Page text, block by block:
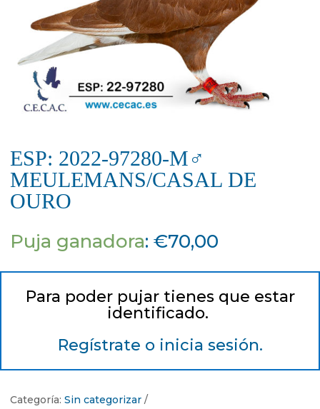
ESP: 2022-97280-M♂
MEULEMANS/CASAL DE
OURO
Puja ganadora: €70,00
Para poder pujar tienes que estar
identificado.
Regístrate o inicia sesión.
Categoría: Sin categorizar